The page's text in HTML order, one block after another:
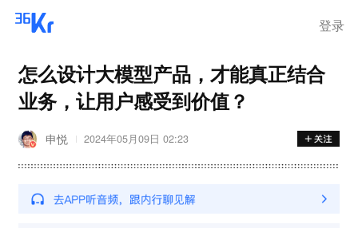
登录
怎么设计大模型产品，才能真正结合
业务，让用户感受到价值？
申悦 2024年05月09日 02:23